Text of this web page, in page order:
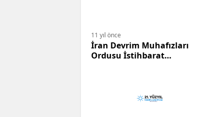
11 yıl önce
İran Devrim Muhafızları
Ordusu İstihbarat